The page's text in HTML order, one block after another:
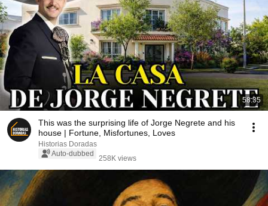
58:35
This was the surprising life of Jorge Negrete and his
house | Fortune, Misfortunes, Loves
Historias Doradas
Auto-dubbed
258K views